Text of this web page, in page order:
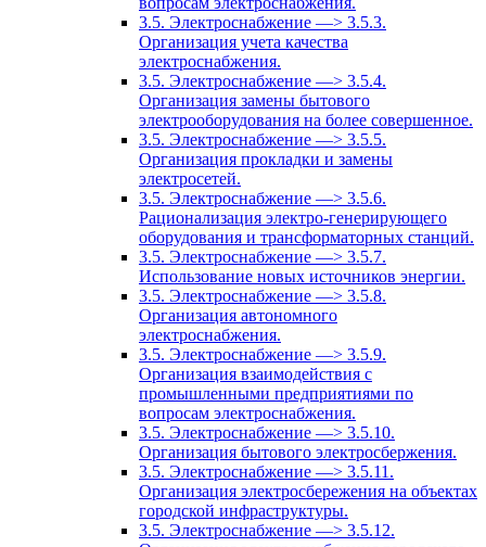
3.5. Электроснабжение —> 3.5.3.
Организация учета качества
электроснабжения.
3.5. Электроснабжение —> 3.5.4.
Организация замены бытового
электрооборудования на более совершенное.
3.5. Электроснабжение —> 3.5.5.
Организация прокладки и замены
электросетей.
3.5. Электроснабжение —> 3.5.6.
Рационализация электро-генерирующего
оборудования и трансформаторных станций.
3.5. Электроснабжение —> 3.5.7.
Использование новых источников энергии.
3.5. Электроснабжение —> 3.5.8.
Организация автономного
электроснабжения.
3.5. Электроснабжение —> 3.5.9.
Организация взаимодействия с
промышленными предприятиями по
вопросам электроснабжения.
3.5. Электроснабжение —> 3.5.10.
Организация бытового электросбержения.
3.5. Электроснабжение —> 3.5.11.
Организация электросбережения на объектах
городской инфраструктуры.
3.5. Электроснабжение —> 3.5.12.